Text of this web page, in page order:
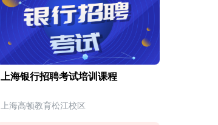
上海银行招聘考试培训课程
上海高顿教育松江校区